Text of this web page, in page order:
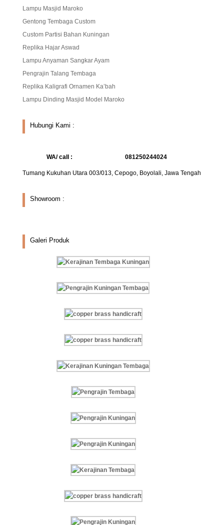
Lampu Masjid Maroko
Gentong Tembaga Custom
Custom Partisi Bahan Kuningan
Replika Hajar Aswad
Lampu Anyaman Sangkar Ayam
Pengrajin Talang Tembaga
Replika Kaligrafi Ornamen Ka’bah
Lampu Dinding Masjid Model Maroko
Hubungi Kami :
WA/ call : 081250244024
Tumang Kukuhan Utara 003/013, Cepogo, Boyolali, Jawa Tengah
Showroom :
Galeri Produk